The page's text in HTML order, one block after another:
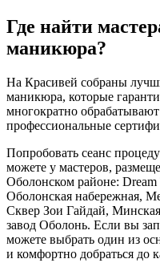
Где найти
маникюра?
На Красивей собраны
маникюра, которые
многократно
профессиональные
Попробовать сеанс
можете у мастеров,
Оболонском районе:
Оболонская набережная,
Сквер Зои Гайдай,
завод Оболонь. Если вы
можете выбрать один из
и комфортно добраться до